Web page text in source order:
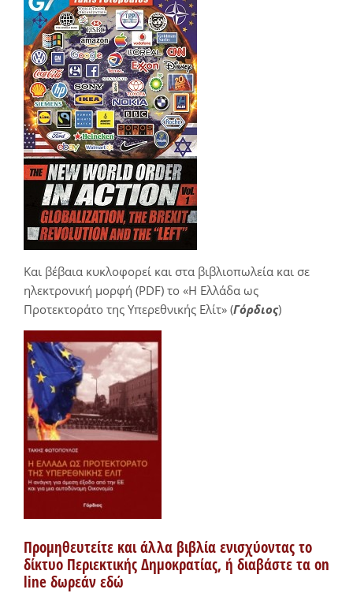
Και βέβαια κυκλοφορεί και στα βιβλιοπωλεία και σε
ηλεκτρονική μορφή (PDF) το «Η Ελλάδα ως
Προτεκτοράτο της Υπερεθνικής Ελίτ» (Γόρδιος)
Προμηθευτείτε και άλλα βιβλία ενισχύοντας το
δίκτυο Περιεκτικής Δημοκρατίας, ή διαβάστε τα on
line δωρεάν εδώ